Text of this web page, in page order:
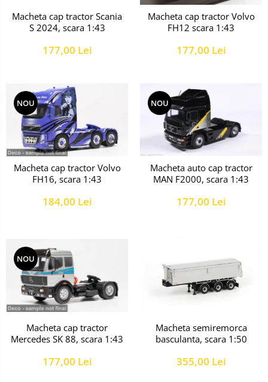
Macheta cap tractor Scania
S 2024, scara 1:43
177,00 Lei
Macheta cap tractor Volvo
FH12 scara 1:43
177,00 Lei
NOU
Macheta cap tractor Volvo
FH16, scara 1:43
184,00 Lei
NOU
Macheta auto cap tractor
MAN F2000, scara 1:43
177,00 Lei
NOU
Macheta cap tractor
Mercedes SK 88, scara 1:43
177,00 Lei
Macheta semiremorca
basculanta, scara 1:50
355,00 Lei